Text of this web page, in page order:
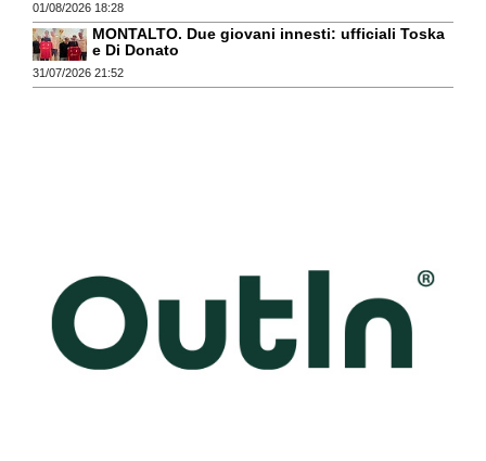
01/08/2026 18:28
MONTALTO. Due giovani innesti: ufficiali Toska
e Di Donato
31/07/2026 21:52